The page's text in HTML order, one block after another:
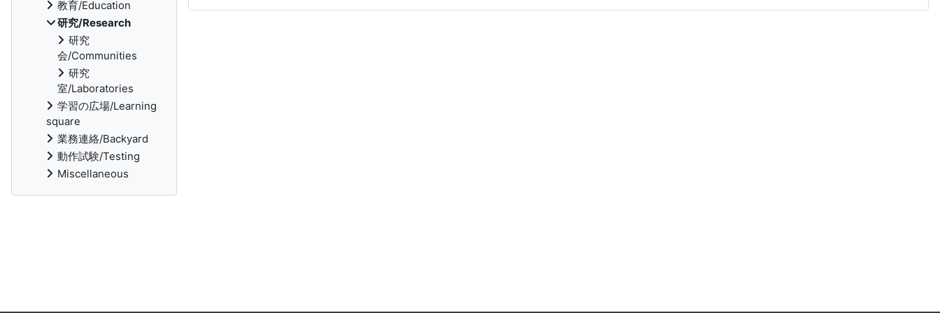
教育/Education
研究/Research
研究
会/Communities
研究
室/Laboratories
学習の広場/Learning
square
業務連絡/Backyard
動作試験/Testing
Miscellaneous